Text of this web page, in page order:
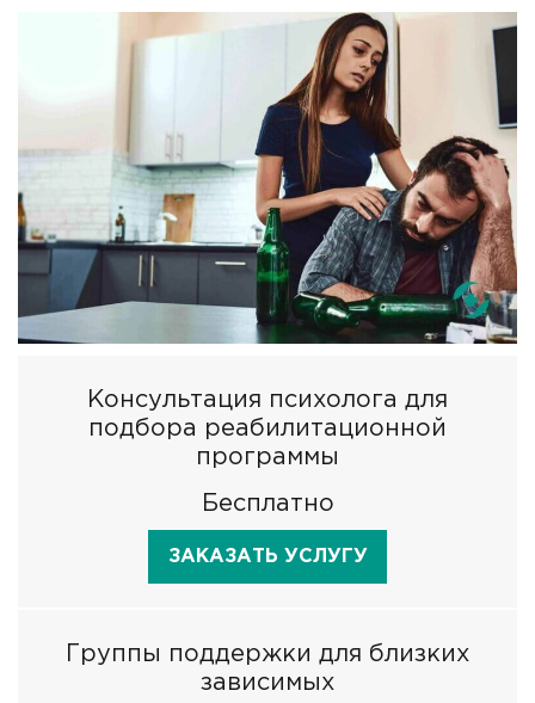
Консультация психолога для
подбора реабилитационной
программы
Бесплатно
ЗАКАЗАТЬ УСЛУГУ
Группы поддержки для близких
зависимых